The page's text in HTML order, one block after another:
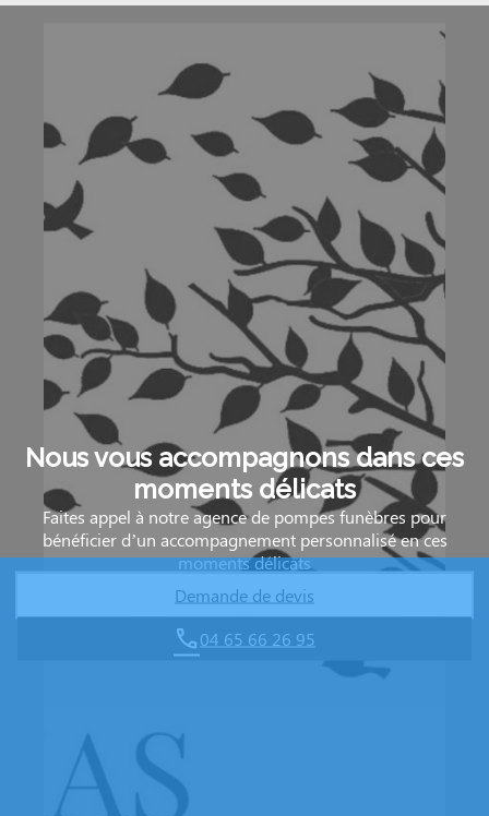
Nous vous accompagnons dans ces
moments délicats
Faites appel à notre agence de pompes funèbres pour
bénéficier d’un accompagnement personnalisé en ces
moments délicats
Demande de devis
04 65 66 26 95